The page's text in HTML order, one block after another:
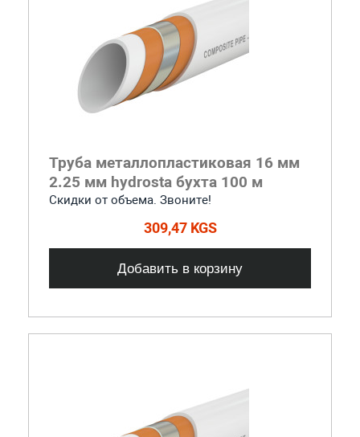
Труба металлопластиковая 16 мм
2.25 мм hydrosta бухта 100 м
Скидки от объема. Звоните!
309,47 KGS
Добавить в корзину